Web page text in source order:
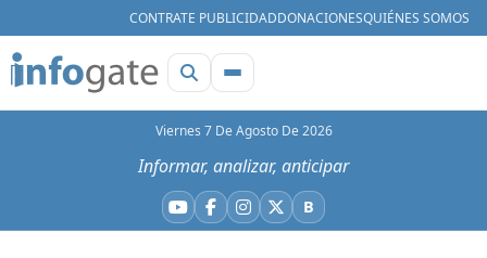
CONTRATE PUBLICIDADDONACIONESQUIÉNES SOMOS
Viernes 7 De Agosto De 2026
Informar, analizar, anticipar
YouTube
Facebook
Instagram
X BBluesky